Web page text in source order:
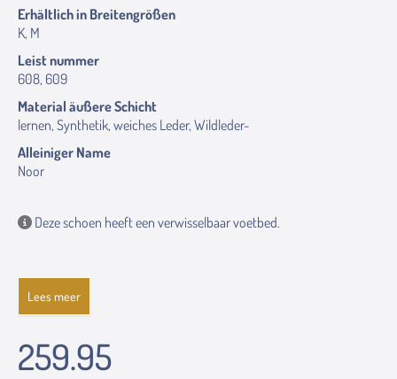
Erhältlich in Breitengrößen
K, M
Leist nummer
608, 609
Material äußere Schicht
lernen, Synthetik, weiches Leder, Wildleder-
Alleiniger Name
Noor
Deze schoen heeft een verwisselbaar voetbed.
Lees meer
259.95